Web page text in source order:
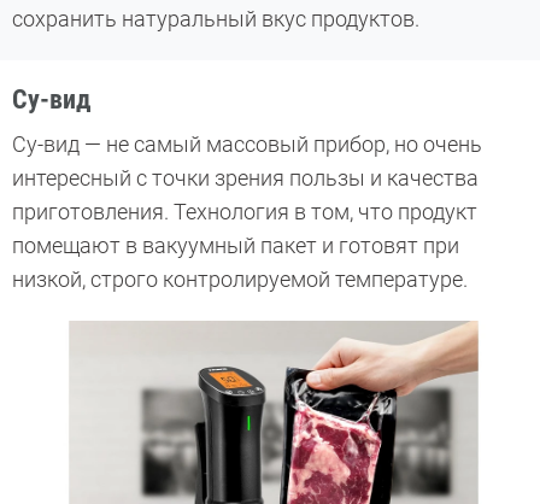
сохранить натуральный вкус продуктов.
Су-вид
Су-вид — не самый массовый прибор, но очень
интересный с точки зрения пользы и качества
приготовления. Технология в том, что продукт
помещают в вакуумный пакет и готовят при
низкой, строго контролируемой температуре.